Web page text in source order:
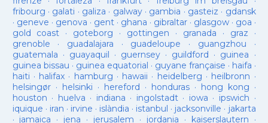
fribourg · galati · galiza · galway· gambia · gasteiz · gdansk
· geneve · genova · gent· ghana · gibraltar· glasgow· goa ·
gold coast · goteborg · gottingen · granada · graz ·
grenoble · guadalajara · guadeloupe · guangzhou ·
guatemala · guayaquil · guernsey· guildford · guinea ·
guinea bissau · guinea equatorial · guyane française · haifa ·
haiti · halifax · hamburg · hawaii · heidelberg · heilbronn ·
helsingør· helsinki · hereford · honduras· hong kong ·
houston · huelva · indiana · ingolstadt· iowa · ipswich ·
iquique · iran · irvine · islàndia · istanbul · jacksonville · jakarta
· jamaica · jena · jerusalem · jordania · kaiserslautern ·